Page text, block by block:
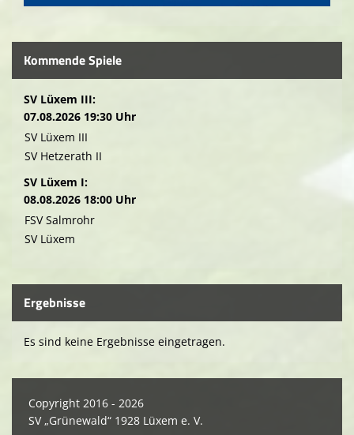
Kommende Spiele
SV Lüxem III:
07.08.2026 19:30 Uhr
SV Lüxem III
SV Hetzerath II
SV Lüxem I:
08.08.2026 18:00 Uhr
FSV Salmrohr
SV Lüxem
Ergebnisse
Es sind keine Ergebnisse eingetragen.
Copyright 2016 - 2026
SV „Grünewald“ 1928 Lüxem e. V.